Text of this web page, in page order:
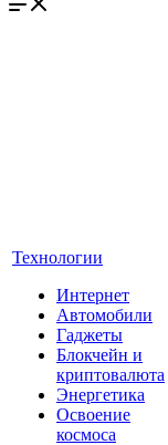
Технологии
Интернет
Автомобили
Гаджеты
Блокчейн и
криптовалюта
Энергетика
Освоение
космоса